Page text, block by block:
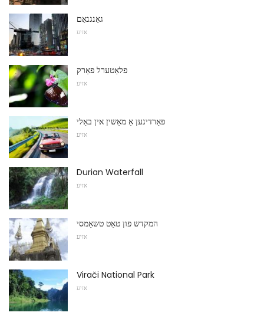
גאַנגנאַם
אזיע
פלאַטערל פּאַרק
אזיע
פאַרדינען אַ מאַשין אין באַלי
אזיע
Durian Waterfall
אזיע
המקדש פון טאַט טשאָמסי
אזיע
Virači National Park
אזיע